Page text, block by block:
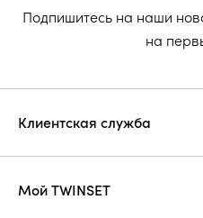
Подпишитесь на наши
на
Клиентская служба
Мой TWINSET